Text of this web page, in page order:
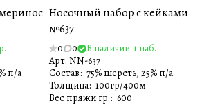
п/а
Носочный набор с кейками
№637
0 0
В наличии: 1 наб.
Арт. NN-637
Состав: 75% шерсть, 25% п/а
Толщина: 100гр/400м
Вес пряжи гр.: 600